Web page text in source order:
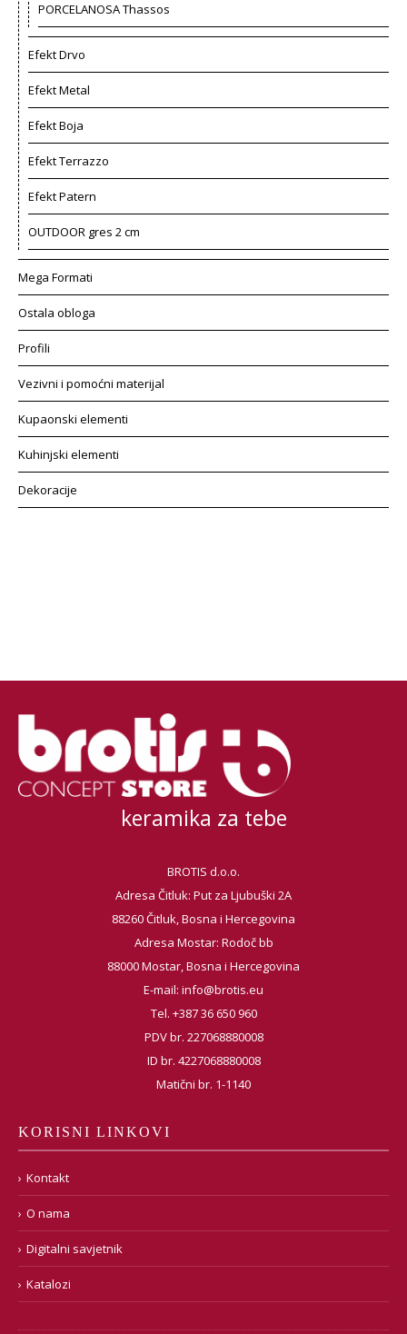
PORCELANOSA Thassos
Efekt Drvo
Efekt Metal
Efekt Boja
Efekt Terrazzo
Efekt Patern
OUTDOOR gres 2 cm
Mega Formati
Ostala obloga
Profili
Vezivni i pomoćni materijal
Kupaonski elementi
Kuhinjski elementi
Dekoracije
keramika za tebe
BROTIS d.o.o.
Adresa Čitluk: Put za Ljubuški 2A
88260 Čitluk, Bosna i Hercegovina
Adresa Mostar: Rodoč bb
88000 Mostar, Bosna i Hercegovina
E-mail: info@brotis.eu
Tel. +387 36 650 960
PDV br. 227068880008
ID br. 4227068880008
Matični br. 1-1140
KORISNI LINKOVI
Kontakt
O nama
Digitalni savjetnik
Katalozi